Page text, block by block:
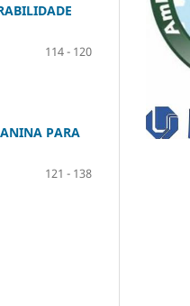
114 - 120
PARA
121 - 138